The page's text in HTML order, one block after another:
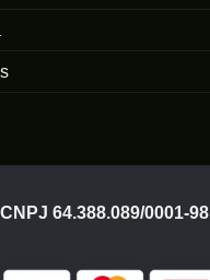
64.388.089/0001-98